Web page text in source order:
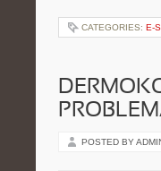
CATEGORIES: E-
POSTED BY